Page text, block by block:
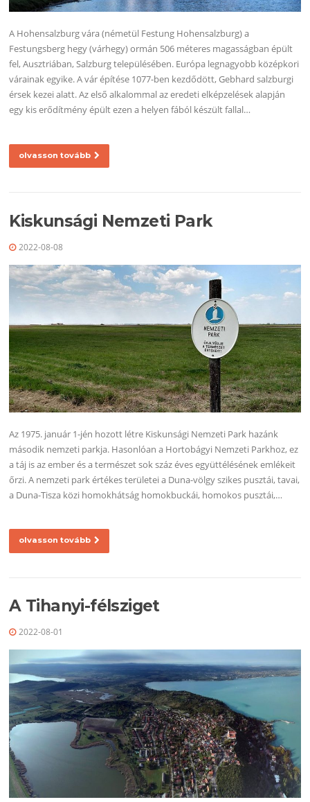
A Hohensalzburg vára (németül Festung Hohensalzburg) a
Festungsberg hegy (várhegy) ormán 506 méteres magasságban épült
fel, Ausztriában, Salzburg településében. Európa legnagyobb középkori
várainak egyike. A vár építése 1077-ben kezdődött, Gebhard salzburgi
érsek kezei alatt. Az első alkalommal az eredeti elképzelések alapján
egy kis erődítmény épült ezen a helyen fából készült fallal…
olvasson tovább
Kiskunsági Nemzeti Park
2022-08-08
Az 1975. január 1-jén hozott létre Kiskunsági Nemzeti Park hazánk
második nemzeti parkja. Hasonlóan a Hortobágyi Nemzeti Parkhoz, ez
a táj is az ember és a természet sok száz éves együttélésének emlékeit
őrzi. A nemzeti park értékes területei a Duna-völgy szikes pusztái, tavai,
a Duna-Tisza közi homokhátság homokbuckái, homokos pusztái,…
olvasson tovább
A Tihanyi-félsziget
2022-08-01